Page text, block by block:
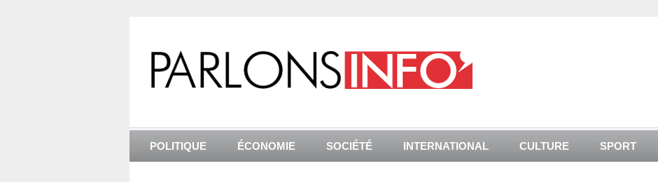
POLITIQUE ÉCONOMIE SOCIÉTÉ INTERNATIONAL CULTURE SPORT